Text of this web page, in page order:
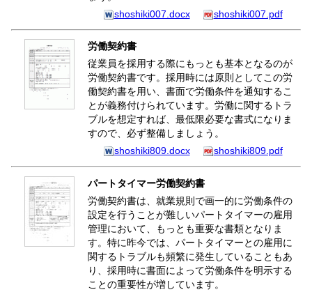
shoshiki007.docx
shoshiki007.pdf
労働契約書
従業員を採用する際にもっとも基本となるのが
労働契約書です。採用時には原則としてこの労
働契約書を用い、書面で労働条件を通知するこ
とが義務付けられています。労働に関するトラ
ブルを想定すれば、最低限必要な書式になりま
すので、必ず整備しましょう。
shoshiki809.docx
shoshiki809.pdf
パートタイマー労働契約書
労働契約書は、就業規則で画一的に労働条件の
設定を行うことが難しいパートタイマーの雇用
管理において、もっとも重要な書類となりま
す。特に昨今では、パートタイマーとの雇用に
関するトラブルも頻繁に発生していることもあ
り、採用時に書面によって労働条件を明示する
ことの重要性が増しています。